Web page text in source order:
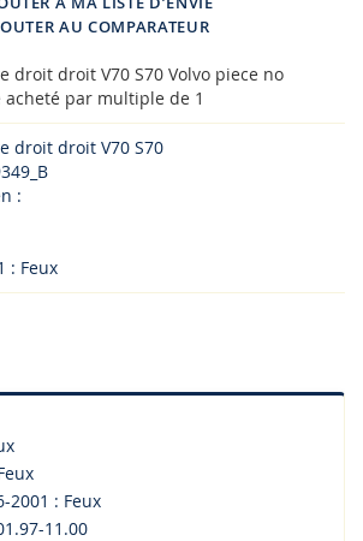
AU COMPARATEUR
droit droit V70 S70 Volvo piece no
acheté par multiple de 1
droit droit V70 S70
:
: Feux
2001 : Feux
11.00